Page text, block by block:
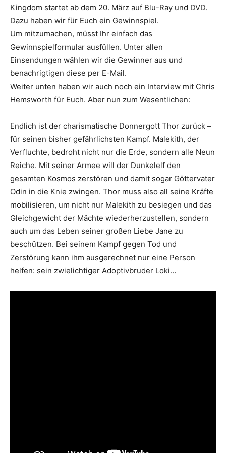
Kingdom startet ab dem 20. März auf Blu-Ray und DVD.
Dazu haben wir für Euch ein Gewinnspiel.
Um mitzumachen, müsst Ihr einfach das
Gewinnspielformular ausfüllen. Unter allen
Einsendungen wählen wir die Gewinner aus und
benachrigtigen diese per E-Mail.
Weiter unten haben wir auch noch ein Interview mit Chris
Hemsworth für Euch. Aber nun zum Wesentlichen:
Endlich ist der charismatische Donnergott Thor zurück –
für seinen bisher gefährlichsten Kampf. Malekith, der
Verfluchte, bedroht nicht nur die Erde, sondern alle Neun
Reiche. Mit seiner Armee will der Dunkelelf den
gesamten Kosmos zerstören und damit sogar Göttervater
Odin in die Knie zwingen. Thor muss also all seine Kräfte
mobilisieren, um nicht nur Malekith zu besiegen und das
Gleichgewicht der Mächte wiederherzustellen, sondern
auch um das Leben seiner großen Liebe Jane zu
beschützen. Bei seinem Kampf gegen Tod und
Zerstörung kann ihm ausgerechnet nur eine Person
helfen: sein zwielichtiger Adoptivbruder Loki…